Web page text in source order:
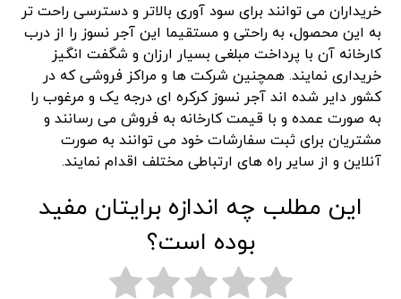
خریداران می توانند برای سود آوری بالاتر و دسترسی راحت تر
به این محصول، به راحتی و مستقیما این آجر نسوز را از درب
کارخانه آن با پرداخت مبلغی بسیار ارزان و شگفت انگیز
خریداری نمایند. همچنین شرکت ها و مراکز فروشی که در
کشور دایر شده اند آجر نسوز کرکره ای درجه یک و مرغوب را
به صورت عمده و با قیمت کارخانه به فروش می رسانند و
مشتریان برای ثبت سفارشات خود می توانند به صورت
آنلاین و از سایر راه های ارتباطی مختلف اقدام نمایند.
این مطلب چه اندازه برایتان مفید
بوده است؟